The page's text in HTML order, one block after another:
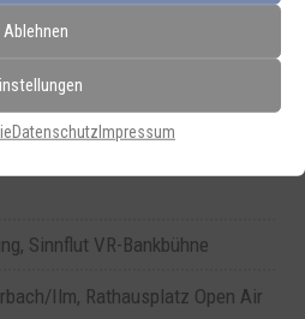
Ablehnen
DatenschutzImpressum
Sinnflut VR-Bankbühne
Ilm, Rathausplatz Open Air